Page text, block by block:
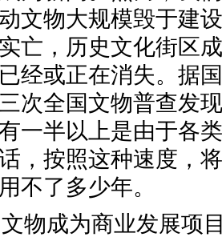
文物大规模毁于建
亡，历史文化街区
经或正在消失。据
次全国文物普查发
一半以上是由于各
，按照这种速度，
用不了多少年。
物成为商业发展项